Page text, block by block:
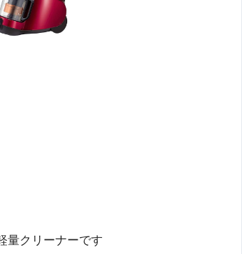
量クリーナーです